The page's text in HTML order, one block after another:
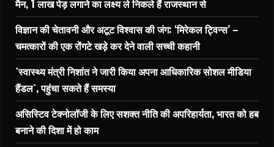
मैन, 1 लाख पेड़ लगाने का लक्ष्य ले निकले हैं राजस्थान से
विज्ञान की चेतावनी और अटूट विश्वास की जंग: ‘मिरेकल ट्विन्स’ –
चमत्कारों की एक रोंगटे खड़े कर देने वाली सच्ची कहानी
`स्वास्थ्य मंत्री निशांत ने जारी किया अपना आधिकारिक सोशल मीडिया
हैंडल`, पहुंचा सकते हैं समस्या
असिस्टिव टेक्नोलॉजी के लिए सशक्त नीति की अपरिहार्यता, भारत को हब
बनाने की दिशा में हो काम